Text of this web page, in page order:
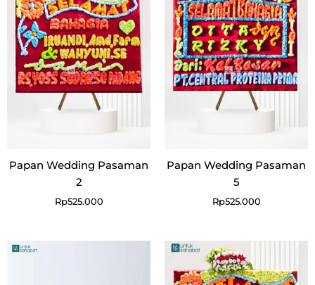
Papan Wedding Pasaman
2
Rp525.000
Papan Wedding Pasaman
5
Rp525.000